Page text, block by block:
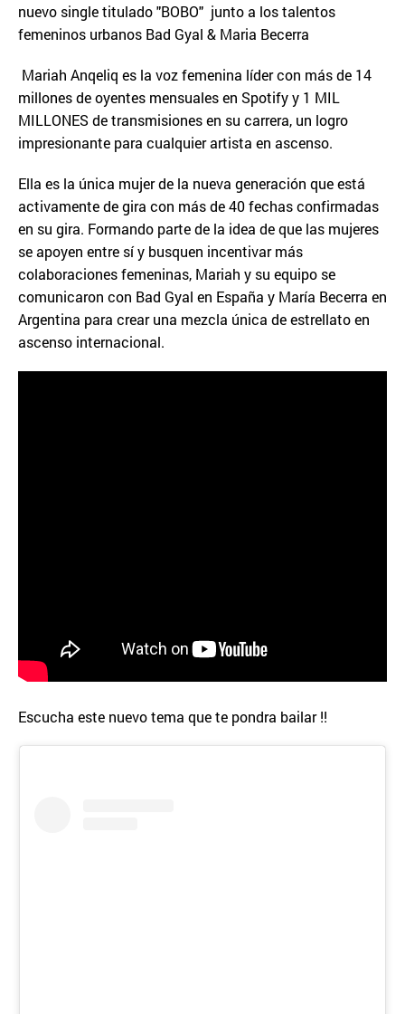
nuevo single titulado "BOBO" junto a los talentos
femeninos urbanos Bad Gyal & Maria Becerra
Mariah Anqeliq es la voz femenina líder con más de 14
millones de oyentes mensuales en Spotify y 1 MIL
MILLONES de transmisiones en su carrera, un logro
impresionante para cualquier artista en ascenso.
Ella es la única mujer de la nueva generación que está
activamente de gira con más de 40 fechas confirmadas
en su gira. Formando parte de la idea de que las mujeres
se apoyen entre sí y busquen incentivar más
colaboraciones femeninas, Mariah y su equipo se
comunicaron con Bad Gyal en España y María Becerra en
Argentina para crear una mezcla única de estrellato en
ascenso internacional.
Escucha este nuevo tema que te pondra bailar !!